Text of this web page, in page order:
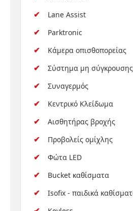
Lane Assist
Parktronic
Κάμερα οπισθοπορείας
Σύστημα μη σύγκρουσης
Συναγερμός
Κεντρικό Κλείδωμα
Αισθητήρας βροχής
Προβολείς ομίχλης
Φώτα LED
Bucket καθίσματα
Isofix - παιδικά καθίσματα
Keyless